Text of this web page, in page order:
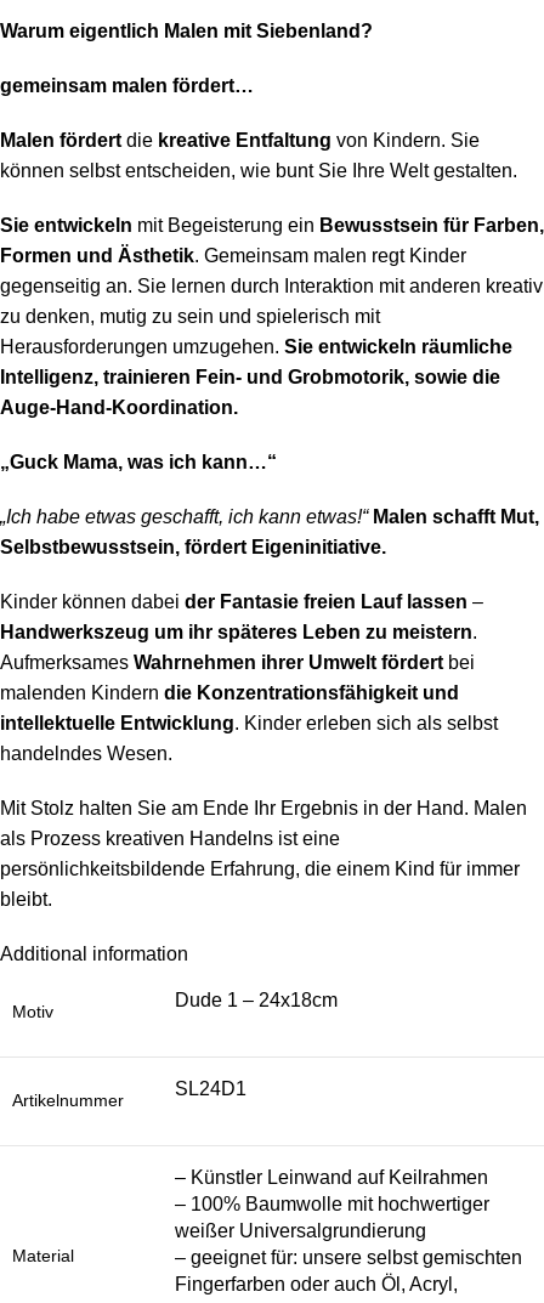
Warum eigentlich Malen mit Siebenland?
gemeinsam malen fördert…
Malen fördert die kreative Entfaltung von Kindern. Sie
können selbst entscheiden, wie bunt Sie Ihre Welt gestalten.
Sie entwickeln mit Begeisterung ein Bewusstsein für Farben,
Formen und Ästhetik. Gemeinsam malen regt Kinder
gegenseitig an. Sie lernen durch Interaktion mit anderen kreativ
zu denken, mutig zu sein und spielerisch mit
Herausforderungen umzugehen. Sie entwickeln räumliche
Intelligenz, trainieren Fein- und Grobmotorik, sowie die
Auge-Hand-Koordination.
„Guck Mama, was ich kann…“
„Ich habe etwas geschafft, ich kann etwas!“ Malen schafft Mut,
Selbstbewusstsein, fördert Eigeninitiative.
Kinder können dabei der Fantasie freien Lauf lassen –
Handwerkszeug um ihr späteres Leben zu meistern.
Aufmerksames Wahrnehmen ihrer Umwelt fördert bei
malenden Kindern die Konzentrationsfähigkeit und
intellektuelle Entwicklung. Kinder erleben sich als selbst
handelndes Wesen.
Mit Stolz halten Sie am Ende Ihr Ergebnis in der Hand. Malen
als Prozess kreativen Handelns ist eine
persönlichkeitsbildende Erfahrung, die einem Kind für immer
bleibt.
Additional information
Motiv
Dude 1 – 24x18cm
Artikelnummer
SL24D1
Material
– Künstler Leinwand auf Keilrahmen
– 100% Baumwolle mit hochwertiger
weißer Universalgrundierung
– geeignet für: unsere selbst gemischten
Fingerfarben oder auch Öl, Acryl,